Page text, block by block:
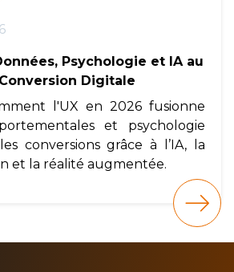
Psychologie et IA au
Digitale
l'UX en 2026 fusionne
et psychologie
conversions grâce à l’IA, la
et la réalité augmentée.